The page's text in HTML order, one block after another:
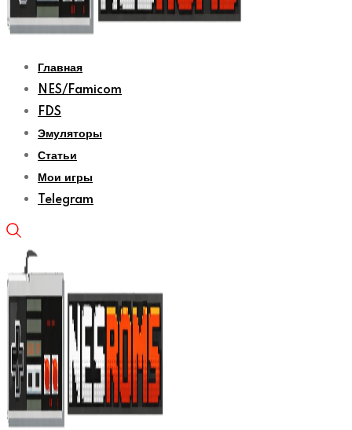
Главная
NES/Famicom
FDS
Эмуляторы
Статьи
Мои игры
Telegram